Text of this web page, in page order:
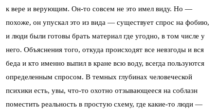
к вере и верующим. Он-то совсем не это имел виду. Но —
похоже, он упускал это из вида — существует спрос на фобию,
и люди были готовы брать материал где угодно, в том числе у
него. Объяснения того, откуда происходят все невзгоды и вся
беда и кто именно выпил в кране всю воду, всегда пользуются
определенным спросом. В темных глубинах человеческой
психики есть, увы, что-то охотно отзывающееся на соблазн
поместить реальность в простую схему, где какие-то люди —